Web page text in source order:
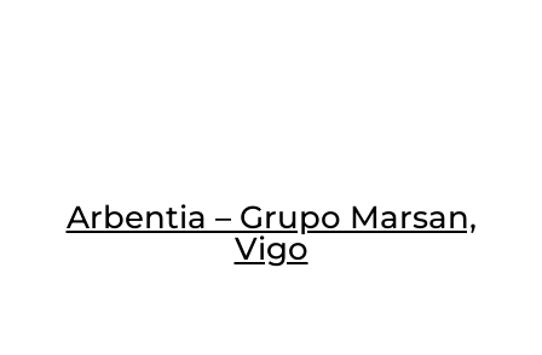
Arbentia – Grupo Marsan,
Vigo